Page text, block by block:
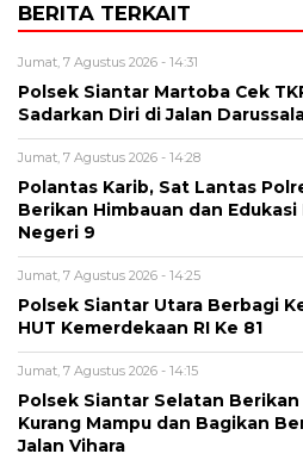
BERITA TERKAIT
Jumat, 7 Agustus 2026 - 14:31
Polsek Siantar Martoba Cek
Sadarkan Diri di Jalan
Jumat, 7 Agustus 2026 - 14:28
Polantas Karib, Sat Lantas
Berikan Himbauan dan Edukasi
Negeri 9
Jumat, 7 Agustus 2026 - 14:25
Polsek Siantar Utara Berbagi
HUT Kemerdekaan RI Ke 81
Jumat, 7 Agustus 2026 - 14:15
Polsek Siantar Selatan
Kurang Mampu dan Bagikan
Jalan Vihara